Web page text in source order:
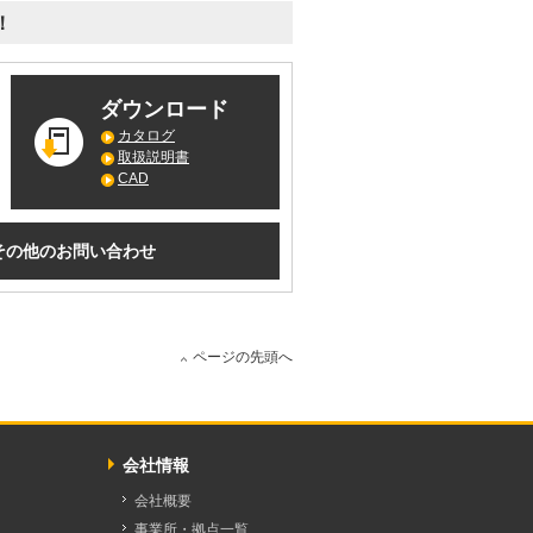
ダウンロード
カタログ
取扱説明書
CAD
の他のお問い合わせ
ページの先頭へ
会社情報
会社概要
事業所・拠点一覧